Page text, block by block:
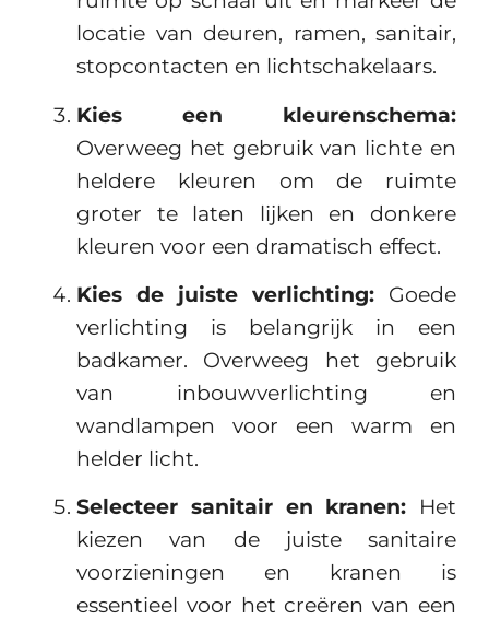
locatie van deuren, ramen, sanitair,
stopcontacten en lichtschakelaars.
Kies een kleurenschema:
Overweeg het gebruik van lichte en
heldere kleuren om de ruimte
groter te laten lijken en donkere
kleuren voor een dramatisch effect.
Kies de juiste verlichting: Goede
verlichting is belangrijk in een
badkamer. Overweeg het gebruik
van inbouwverlichting en
wandlampen voor een warm en
helder licht.
Selecteer sanitair en kranen: Het
kiezen van de juiste sanitaire
voorzieningen en kranen is
essentieel voor het creëren van een